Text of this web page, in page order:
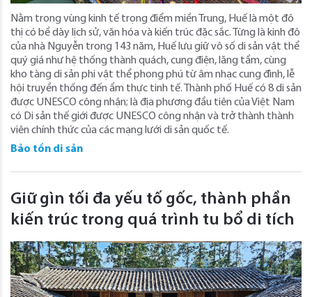
Nằm trong vùng kinh tế trọng điểm miền Trung, Huế là một đô
thị có bề dày lịch sử, văn hóa và kiến trúc đặc sắc. Từng là kinh đô
của nhà Nguyễn trong 143 năm, Huế lưu giữ vô số di sản vật thể
quý giá như hệ thống thành quách, cung điện, lăng tẩm, cùng
kho tàng di sản phi vật thể phong phú từ âm nhạc cung đình, lễ
hội truyền thống đến ẩm thực tinh tế. Thành phố Huế có 8 di sản
được UNESCO công nhận; là địa phương đầu tiên của Việt Nam
có Di sản thế giới được UNESCO công nhận và trở thành thành
viên chính thức của các mạng lưới di sản quốc tế.
Bảo tồn di sản
Giữ gìn tối đa yếu tố gốc, thành phần
kiến trúc trong quá trình tu bổ di tích